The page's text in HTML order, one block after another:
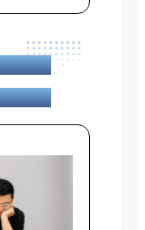
，
作平台